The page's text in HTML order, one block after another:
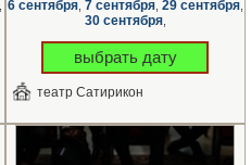
6 сентября, 7 сентября, 29 сентября,
30 сентября,
выбрать дату
театр Сатирикон